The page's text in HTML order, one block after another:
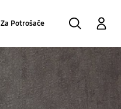
Za Potrošače